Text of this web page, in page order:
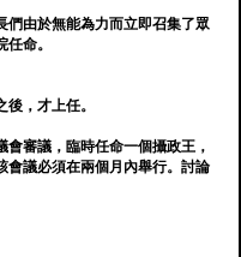
們由於無能為力而立即召集了眾
命。
，才上任。
審議，臨時任命一個攝政王，
會議必須在兩個月內舉行。討論